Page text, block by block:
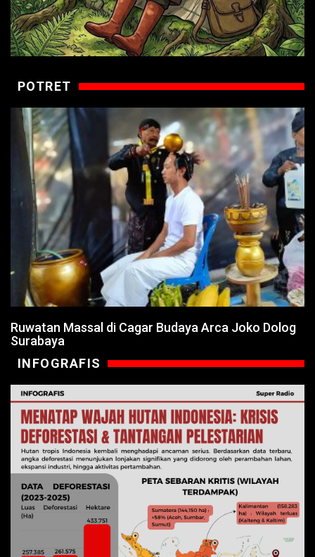
POTRET
Ruwatan Massal di Cagar Budaya Arca Joko Dolog
Surabaya
INFOGRAFIS